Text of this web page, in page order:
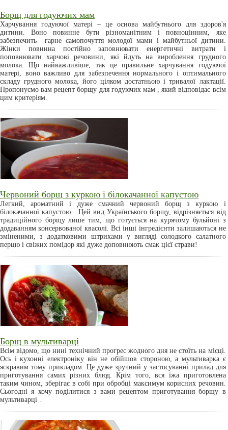
Борщ для годуючих мам
Харчування годуючої матері – це основа майбутнього для здоров'я
дитини. Воно повинне бути різноманітним і повноцінним, яке
забезпечить гарне самопочуття молодої мами і майбутньої дитини.
Жінки повинна постійно заповнювати енергетичні витрати і
поповнювати харчові речовини, які йдуть на вироблення грудного
молока. Що найважливіше, так це правильне харчування годуючої
матері, воно важливо для забезпечення нормального і оптимального
складу грудного молока, його цілком достатньою і тривалої лактації.
Пропонуємо вам рецепт борщу для годуючих мам , який відповідає всім
цим критеріям.
Червоний борщ з куркою і білокачанної капустою
Легкий, ароматний і дуже смачний червоний борщ з куркою і
білокачанної капустою . Цей вид Українського борщу, відрізняється від
традиційного борщу лише тим, що готується на курячому бульйоні з
додаванням консервованої квасолі. Всі інші інгредієнти залишаються не
зміненими, з додатковими штрихами у вигляді солодкого салатного
перцю і свіжих помідор які дуже доповнюють смак цієї страви!
Борщ в мультиварці
Всім відомо, що нині технічний прогрес жодного дня не стоїть на місці.
Ось і кухонні електроніку він не обійшов стороною, а мультиварка є
яскравим тому прикладом. Це дуже зручний у застосуванні прилад для
приготування самих різних блюд. Крім того, вся їжа приготовлена
таким чином, зберігає в собі при обробці максимум корисних речовин.
Сьогодні я хочу поділитися з вами рецептом приготування борщу в
мультиварці .